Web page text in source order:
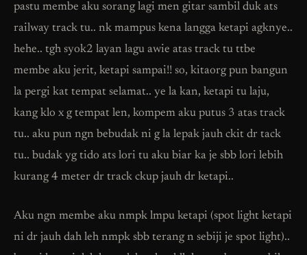
pastu membe aku sorang lagi men gitar sambil duk ats
railway track tu.. nk mampus kena langga ketapi agknye..
hehe.. tgh syok2 layan lagu awie atas track tu ttbe
membe aku jerit, ketapi sampai!! so, kitaorg pun bangun
la pergi kat tempat selamat.. ye la kan, ketapi tu laju,
kang klo x g tempat len, kompem aku putus 3 atas track
tu.. aku pun ngn bebudak ni g la lepak jauh ckit dr tack
tu.. budak yg tido ats lori tu aku biar ka je sbb lori lebih
kurang 4 meter dr track ckup jauh dr ketapi..
Aku ngn membe aku nmpk lmpu ketapi (spot light ketapi
ni dr jauh dah leh nmpk sbb terang n sebiji je spot light)..